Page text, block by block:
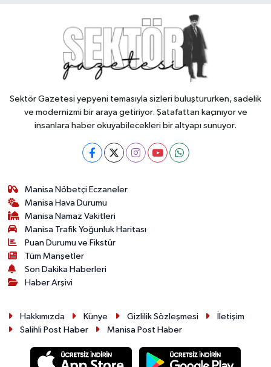
Sektör Gazetesi yepyeni temasıyla sizleri buluştururken, sadelik
ve modernizmi bir araya getiriyor. Şatafattan kaçınıyor ve
insanlara haber okuyabilecekleri bir altyapı sunuyor.
Manisa Nöbetçi Eczaneler
Manisa Hava Durumu
Manisa Namaz Vakitleri
Manisa Trafik Yoğunluk Haritası
Puan Durumu ve Fikstür
Tüm Manşetler
Son Dakika Haberleri
Haber Arşivi
Hakkımızda Künye Gizlilik Sözleşmesi
İletişim
Salihli Post Haber
Manisa Post Haber